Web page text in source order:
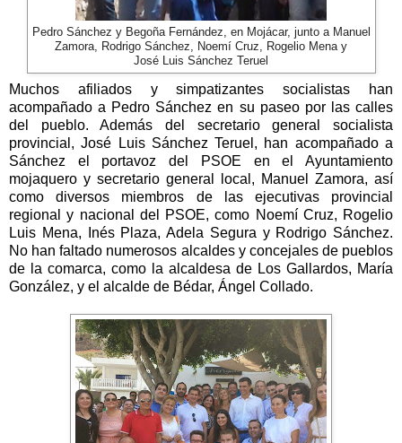
Pedro Sánchez y Begoña Fernández, en Mojácar, junto a Manuel
Zamora, Rodrigo Sánchez, Noemí Cruz, Rogelio Mena y
José Luis Sánchez Teruel
Muchos afiliados y simpatizantes socialistas han
acompañado a Pedro Sánchez en su paseo por las calles
del pueblo. Además del secretario general socialista
provincial, José Luis Sánchez Teruel, han acompañado a
Sánchez el portavoz del PSOE en el Ayuntamiento
mojaquero y secretario general local, Manuel Zamora, así
como diversos miembros de las ejecutivas provincial
regional y nacional del PSOE, como Noemí Cruz, Rogelio
Luis Mena, Inés Plaza, Adela Segura y Rodrigo Sánchez.
No han faltado numerosos alcaldes y concejales de pueblos
de la comarca, como la alcaldesa de Los Gallardos, María
González, y el alcalde de Bédar, Ángel Collado.